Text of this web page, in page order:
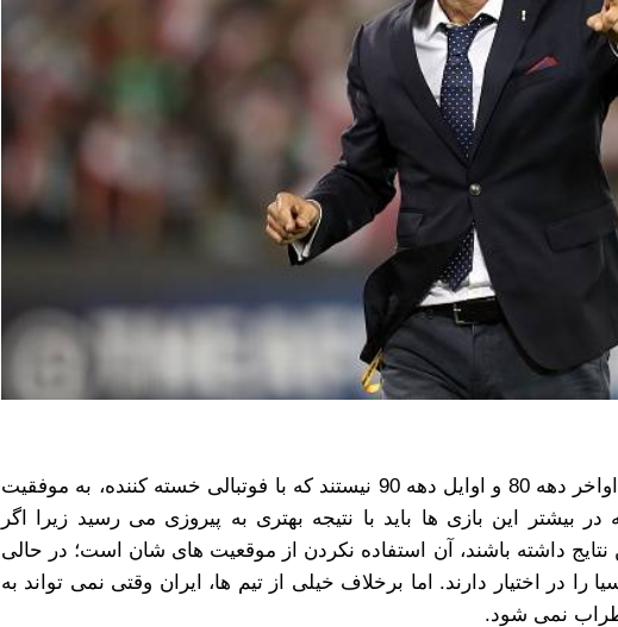
البته آنها ورژن آسیایی آرسنال اواخر دهه 80 و اوایل دهه 90 نیستند که با فوتبالی خسته کننده، به موفقیت
بیشتر این بازی ها باید با نتیجه بهتری به پیروزی می رسید زیرا اگر
داشته باشند، آن استفاده نکردن از موقعیت های شان است؛ در حالی
را در اختیار دارند. اما برخلاف خیلی از تیم ها، ایران وقتی نمی تواند به
نمی شود.